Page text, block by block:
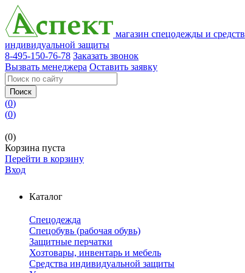
магазин спецодежды и средств
индивидуальной защиты
8-495-150-76-78 Заказать звонок
Вызвать менеджера Оставить заявку
Поиск
(0)
(0)
(0)
Корзина пуста
Перейти в корзину
Вход
Каталог
Спецодежда
Спецобувь (рабочая обувь)
Защитные перчатки
Хозтовары, инвентарь и мебель
Средства индивидуальной защиты